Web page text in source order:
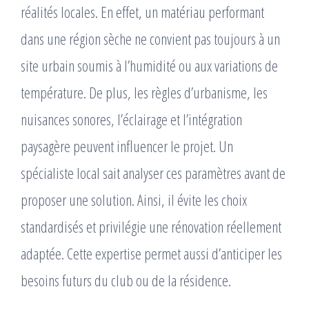
réalités locales. En effet, un matériau performant
dans une région sèche ne convient pas toujours à un
site urbain soumis à l’humidité ou aux variations de
température. De plus, les règles d’urbanisme, les
nuisances sonores, l’éclairage et l’intégration
paysagère peuvent influencer le projet. Un
spécialiste local sait analyser ces paramètres avant de
proposer une solution. Ainsi, il évite les choix
standardisés et privilégie une rénovation réellement
adaptée. Cette expertise permet aussi d’anticiper les
besoins futurs du club ou de la résidence.